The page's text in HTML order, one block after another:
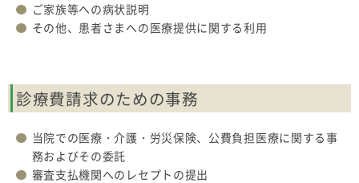
ご家族等への病状説明
その他、患者さまへの医療提供に関する利用
診療費請求のための事務
当院での医療・介護・労災保険、公費負担医療に関する事
務およびその委託
審査支払機関へのレセプトの提出